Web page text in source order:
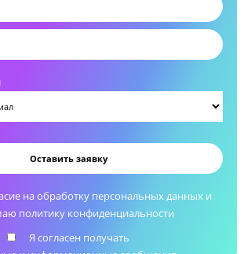
процесса апелляции в случае
прав ученика